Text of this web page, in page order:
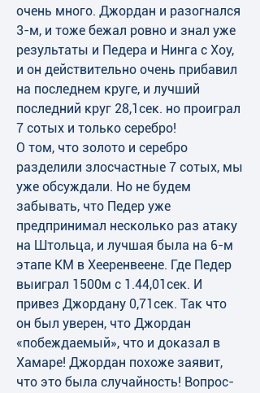
очень много. Джордан и разогнался
3-м, и тоже бежал ровно и знал уже
результаты и Педера и Нинга с Хоу,
и он действительно очень прибавил
на последнем круге, и лучший
последний круг 28,1сек. но проиграл
7 сотых и только серебро!
О том, что золото и серебро
разделили злосчастные 7 сотых, мы
уже обсуждали. Но не будем
забывать, что Педер уже
предпринимал несколько раз атаку
на Штольца, и лучшая была на 6-м
этапе КМ в Хееренвеене. Где Педер
выиграл 1500м с 1.44,01сек. И
привез Джордану 0,71сек. Так что
он был уверен, что Джордан
«побеждаемый», что и доказал в
Хамаре! Джордан похоже заявит,
что это была случайность! Вопрос-